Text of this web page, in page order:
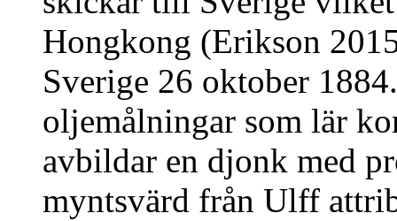
Hongkong (Erikson
Sverige 26 oktober
oljemålningar som lär
avbildar en djonk med
myntsvärd från Ulff